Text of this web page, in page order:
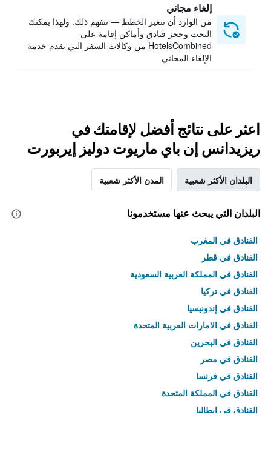
إلغاء مجاني
من الوارد أن تتغير الخطط — نتفهم ذلك. ولهذا يمكنك
البحث وحجز فنادق وأماكن إقامة على
HotelsCombined من وكالات السفر التي تقدم خدمة
الإلغاء المجاني
اعثر على نتائج أفضل لإقامتك في
ريزيدانس إن باي ماريوت دوليز إيربورت
البلدان الأكثر شعبية المدن الأكثر شعبية
البلدان التي يبحث عنها مستخدمونا
الفنادق في المغرب
الفنادق في قطر
الفنادق في المملكة العربية السعودية
الفنادق في تركيا
الفنادق في إندونيسيا
الفنادق في الامارات العربية المتحدة
الفنادق في البحرين
الفنادق في مصر
الفنادق في فرنسا
الفنادق في المملكة المتحدة
الفنادق في إيطاليا